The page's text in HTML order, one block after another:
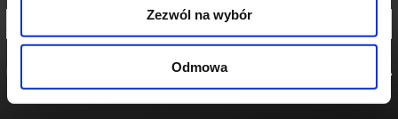
Zezwól na wybór
Odmowa
POLITYKA
POLITYKA